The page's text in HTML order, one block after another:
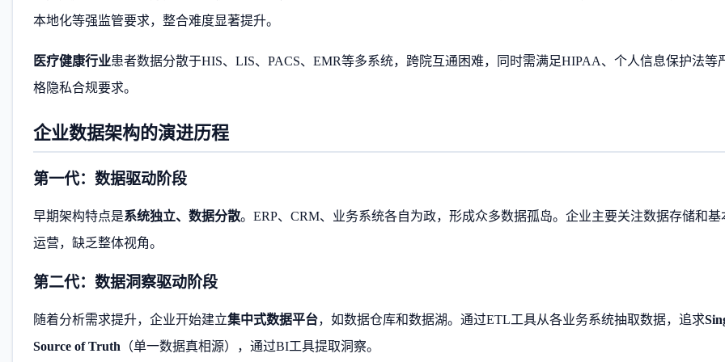
本地化等强监管要求，整合难度显著提升。
医疗健康行业患者数据分散于HIS、LIS、PACS、EMR等多系统，跨院互通困难，同时需满足HIPAA、个人信息保护法等
格隐私合规要求。
企业数据架构的演进历程
第一代：数据驱动阶段
早期架构特点是系统独立、数据分散。ERP、CRM、业务系统各自为政，形成众多数据孤岛。企业主要关注数据存储和基
运营，缺乏整体视角。
第二代：数据洞察驱动阶段
随着分析需求提升，企业开始建立集中式数据平台，如数据仓库和数据湖。通过ETL工具从各业务系统抽取数据，追求
Source of Truth （单一数据真相源），通过BI工具提取洞察。